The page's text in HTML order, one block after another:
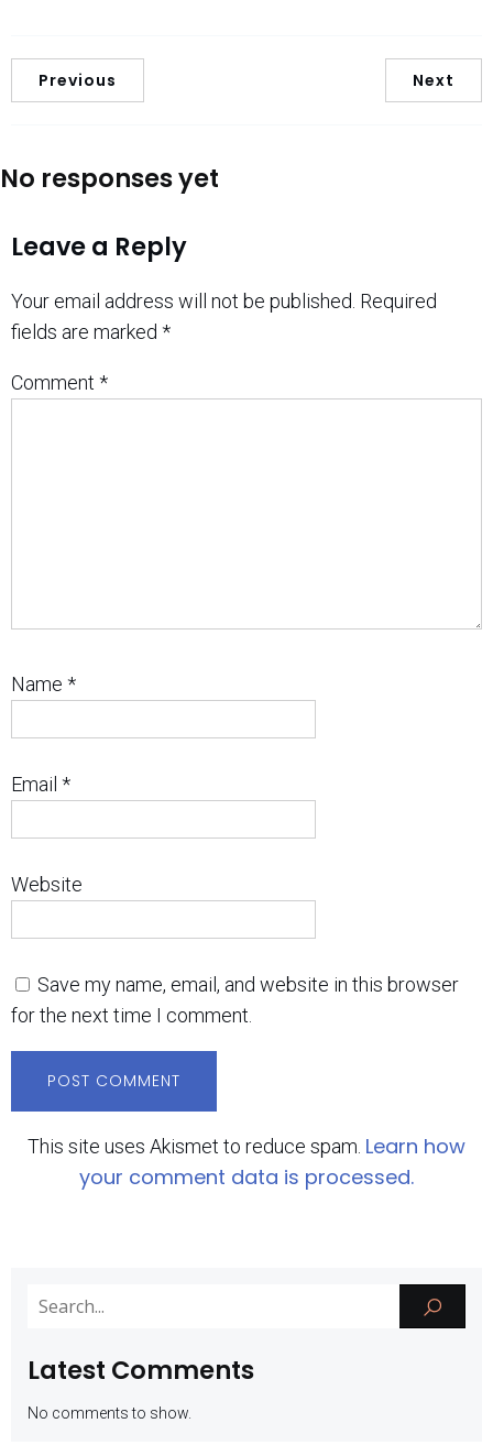
Previous Next
No responses yet
Leave a Reply
Your email address will not be published. Required
fields are marked *
Comment *
Name *
Email *
Website
Save my name, email, and website in this browser
for the next time I comment.
This site uses Akismet to reduce spam. Learn how
your comment data is processed.
Latest Comments
No comments to show.